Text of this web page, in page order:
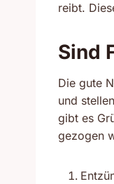
reibt.
Sind
Die gute
und
gibt es
gezogen